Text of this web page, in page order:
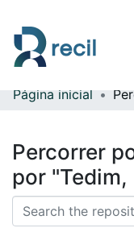
Comunidades &
Página inicial
Percorrer
por